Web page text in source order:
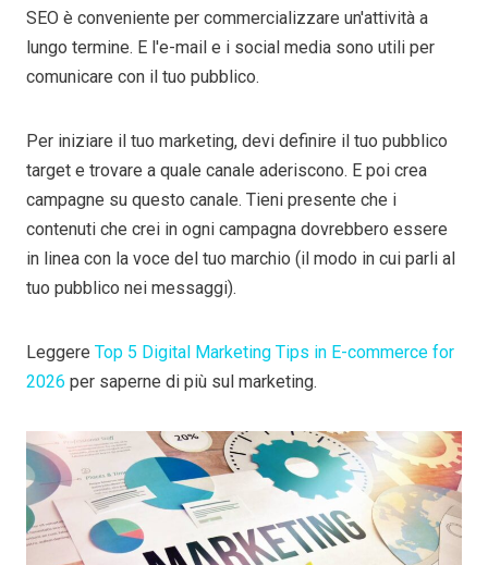
SEO è conveniente per commercializzare un'attività a
lungo termine. E l'e-mail e i social media sono utili per
comunicare con il tuo pubblico.
Per iniziare il tuo marketing, devi definire il tuo pubblico
target e trovare a quale canale aderiscono. E poi crea
campagne su questo canale. Tieni presente che i
contenuti che crei in ogni campagna dovrebbero essere
in linea con la voce del tuo marchio (il modo in cui parli al
tuo pubblico nei messaggi).
Leggere Top 5 Digital Marketing Tips in E-commerce for
2026 per saperne di più sul marketing.